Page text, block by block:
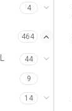
4
464
44
9
14